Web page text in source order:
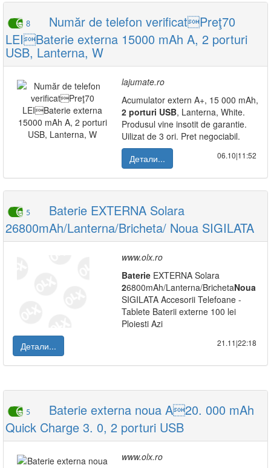
8
Număr de telefon verificatPreţ70
LEIBaterie externa 15000 mAh A, 2 porturi
USB, Lanterna, W
lajumate.ro
Acumulator extern A+, 15 000 mAh,
2 porturi USB, Lanterna, White.
Produsul vine insotit de garantie.
Uilizat de 3 ori. Pret negociabil.
Детали...
06.10|11:52
5
Baterie EXTERNA Solara
26800mAh/Lanterna/Bricheta/ Noua SIGILATA
www.olx.ro
Baterie EXTERNA Solara
26800mAh/Lanterna/BrichetaNoua
SIGILATA Accesorii Telefoane -
Tablete Baterii externe 100 lei
Ploiesti Azi
Детали...
21.11|22:18
5
Baterie externa noua A20. 000 mAh
Quick Charge 3. 0, 2 porturi USB
www.olx.ro